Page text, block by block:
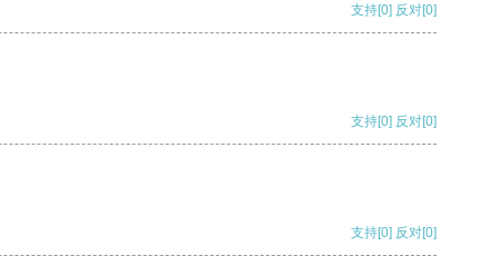
支持[0] 反对[0]
支持[0] 反对[0]
支持[0] 反对[0]